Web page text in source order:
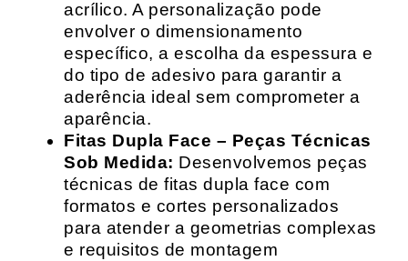
acrílico. A personalização pode
envolver o dimensionamento
específico, a escolha da espessura e
do tipo de adesivo para garantir a
aderência ideal sem comprometer a
aparência.
Fitas Dupla Face – Peças Técnicas
Sob Medida: Desenvolvemos peças
técnicas de fitas dupla face com
formatos e cortes personalizados
para atender a geometrias complexas
e requisitos de montagem